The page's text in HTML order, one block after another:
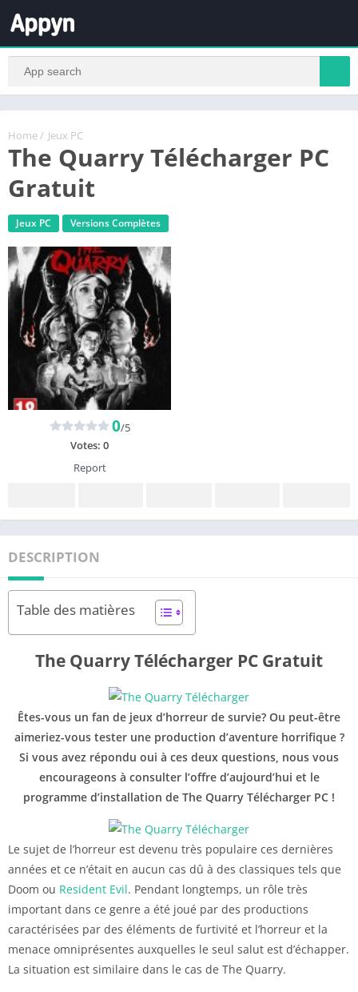
Home / Jeux PC
The Quarry Télécharger PC
Gratuit
Jeux PC Versions Complètes
0/5
Votes: 0
Report
DESCRIPTION
Table des matières
The Quarry Télécharger PC Gratuit
Êtes-vous un fan de jeux d’horreur de survie? Ou peut-être
aimeriez-vous tester une production d’aventure horrifique ?
Si vous avez répondu oui à ces deux questions, nous vous
encourageons à consulter l’offre d’aujourd’hui et le
programme d’installation de The Quarry Télécharger PC !
Le sujet de l’horreur est devenu très populaire ces dernières
années et ce n’était en aucun cas dû à des classiques tels que
Doom ou Resident Evil. Pendant longtemps, un rôle très
important dans ce genre a été joué par des productions
caractérisées par des éléments de furtivité et l’horreur et la
menace omniprésentes auxquelles le seul salut est d’échapper.
La situation est similaire dans le cas de The Quarry.